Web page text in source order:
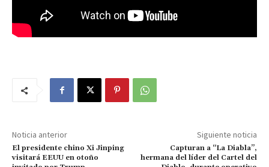
Noticia anterior
El presidente chino Xi Jinping
visitará EEUU en otoño
Siguiente noticia
Capturan a “La Diabla”,
hermana del líder del Cartel del